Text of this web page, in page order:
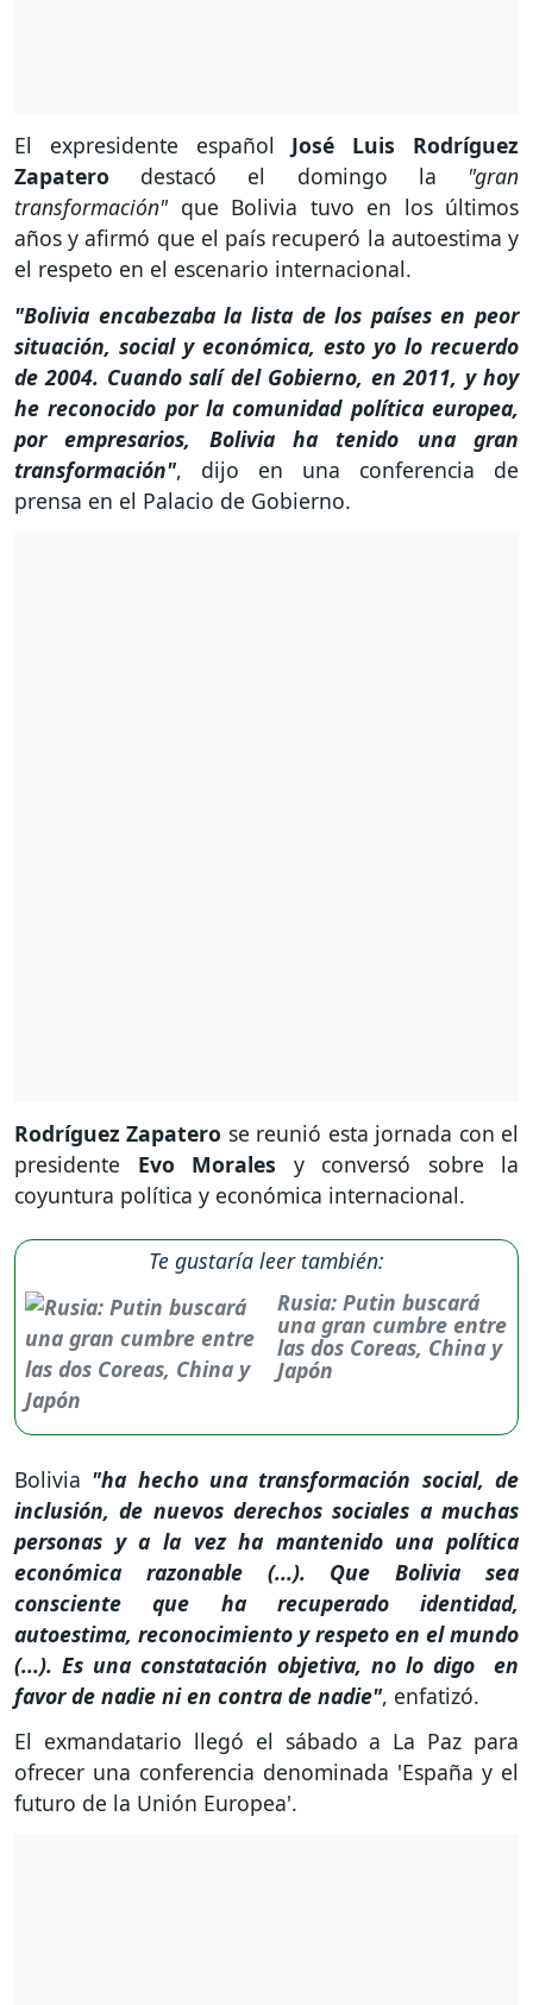
El expresidente español José Luis Rodríguez
Zapatero destacó el domingo la "gran
transformación"que Bolivia tuvo en los últimos
años y afirmó que el país recuperó la autoestima y
el respeto en el escenario internacional.
"Bolivia encabezaba la lista de los países en peor
situación, social y económica, esto yo lo recuerdo
de 2004. Cuando salí del Gobierno, en 2011, y hoy
he reconocido por la comunidad política europea,
por empresarios, Bolivia ha tenido una gran
transformación", dijo en una conferencia de
prensa en el Palacio de Gobierno.
Rodríguez Zapatero se reunió esta jornada con el
presidente Evo Morales y conversó sobre la
coyuntura política y económica internacional.
Te gustaría leer también:
Rusia: Putin buscará
una gran cumbre entre
las dos Coreas, China y
Japón
Bolivia "ha hecho una transformación social, de
inclusión, de nuevos derechos sociales a muchas
personas y a la vez ha mantenido una política
económica razonable (...). Que Bolivia sea
consciente que ha recuperado identidad,
autoestima, reconocimiento y respeto en el mundo
(...). Es una constatación objetiva, no lo digo en
favor de nadie ni en contra de nadie", enfatizó.
El exmandatario llegó el sábado a La Paz para
ofrecer una conferencia denominada 'España y el
futuro de la Unión Europea'.